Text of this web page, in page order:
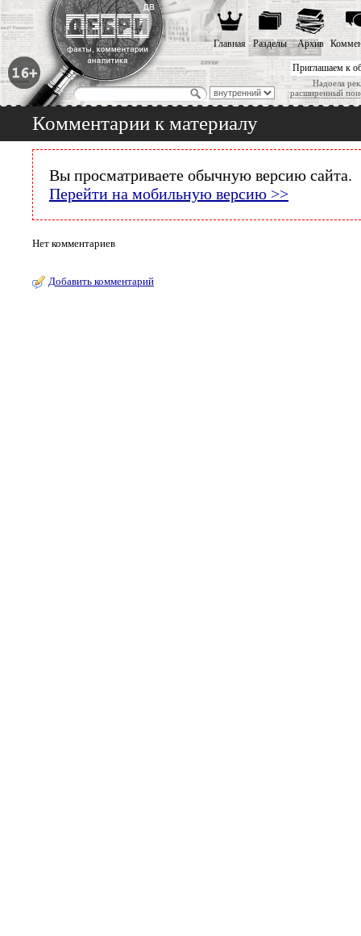
Приглашаем к
Надоела
расширенный
Главная Разделы Архив
Комментарии к материалу
Вы просматриваете обычную версию сайта.
Перейти на мобильную версию >>
Нет комментариев
Добавить комментарий